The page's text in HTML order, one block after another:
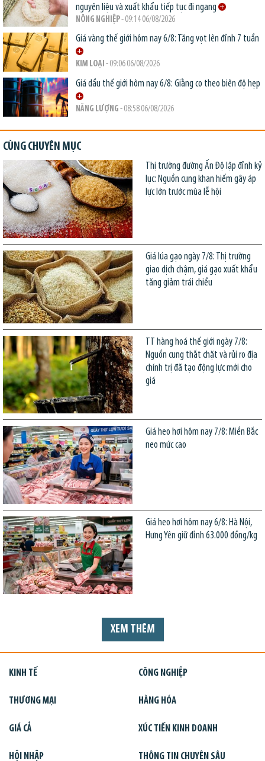
nguyên liệu và xuất khẩu tiếp tục đi ngang
NÔNG NGHIỆP- 09:14 06/08/2026
Giá vàng thế giới hôm nay 6/8: Tăng vọt lên đỉnh 7 tuần
KIM LOẠI - 09:06 06/08/2026
Giá dầu thế giới hôm nay 6/8: Giằng co theo biên độ hẹp
NĂNG LƯỢNG - 08:58 06/08/2026
CÙNG CHUYÊN MỤC
Thị trường đường Ấn Độ lập đỉnh kỷ
lục: Nguồn cung khan hiếm gây áp
lực lớn trước mùa lễ hội
Giá lúa gạo ngày 7/8: Thị trường
giao dịch chậm, giá gạo xuất khẩu
tăng giảm trái chiều
TT hàng hoá thế giới ngày 7/8:
Nguồn cung thắt chặt và rủi ro địa
chính trị đã tạo động lực mới cho
giá
Giá heo hơi hôm nay 7/8: Miền Bắc
neo mức cao
Giá heo hơi hôm nay 6/8: Hà Nội,
Hưng Yên giữ đỉnh 63.000 đồng/kg
XEM THÊM
KINH TẾ CÔNG NGHIỆP
THƯƠNG MẠI HÀNG HÓA
GIÁ CẢ XÚC TIẾN KINH DOANH
HỘI NHẬP THÔNG TIN CHUYÊN SÂU